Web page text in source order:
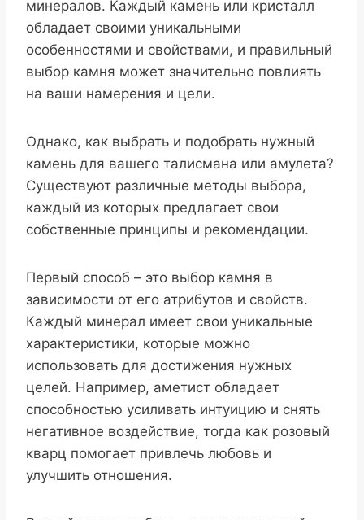
минералов. Каждый камень или кристалл
обладает своими уникальными
особенностями и свойствами, и правильный
выбор камня может значительно повлиять
на ваши намерения и цели.
Однако, как выбрать и подобрать нужный
камень для вашего талисмана или амулета?
Существуют различные методы выбора,
каждый из которых предлагает свои
собственные принципы и рекомендации.
Первый способ – это выбор камня в
зависимости от его атрибутов и свойств.
Каждый минерал имеет свои уникальные
характеристики, которые можно
использовать для достижения нужных
целей. Например, аметист обладает
способностью усиливать интуицию и снять
негативное воздействие, тогда как розовый
кварц помогает привлечь любовь и
улучшить отношения.